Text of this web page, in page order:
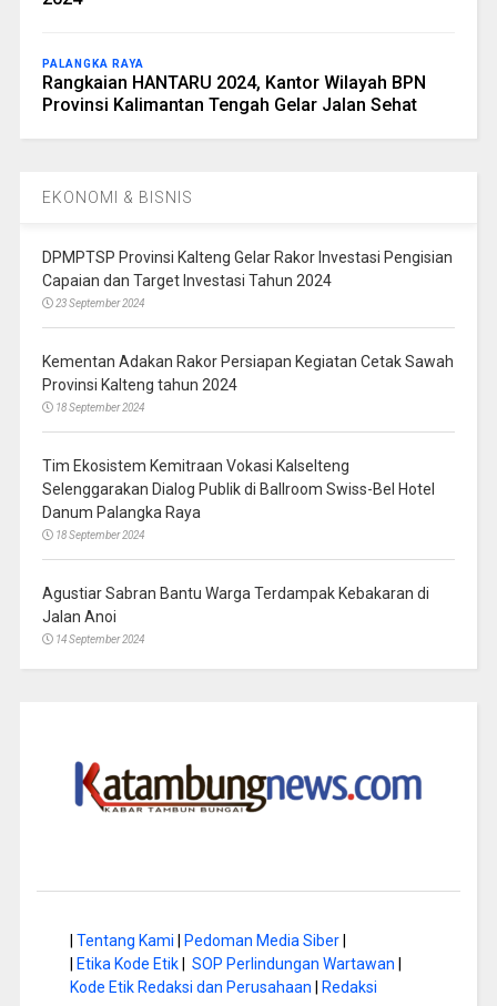
PALANGKA RAYA
Rangkaian HANTARU 2024, Kantor Wilayah BPN
Provinsi Kalimantan Tengah Gelar Jalan Sehat
EKONOMI & BISNIS
DPMPTSP Provinsi Kalteng Gelar Rakor Investasi Pengisian
Capaian dan Target Investasi Tahun 2024
23 September 2024
Kementan Adakan Rakor Persiapan Kegiatan Cetak Sawah
Provinsi Kalteng tahun 2024
18 September 2024
Tim Ekosistem Kemitraan Vokasi Kalselteng
Selenggarakan Dialog Publik di Ballroom Swiss-Bel Hotel
Danum Palangka Raya
18 September 2024
Agustiar Sabran Bantu Warga Terdampak Kebakaran di
Jalan Anoi
14 September 2024
Tentang Kami Pedoman Media Siber|
Etika Kode Etik| SOP Perlindungan Wartawan
Kode Etik Redaksi dan Perusahaan
Redaksi